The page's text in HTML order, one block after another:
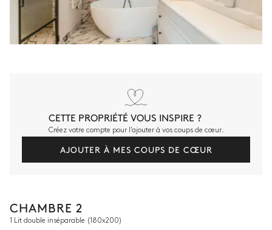
CETTE PROPRIÉTÉ VOUS INSPIRE ?
Créez votre compte pour l’ajouter à vos coups de cœur.
AJOUTER À MES COUPS DE CŒUR
CHAMBRE 2
1 Lit double inséparable (180x200)